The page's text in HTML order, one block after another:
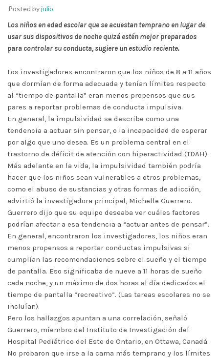
Posted byjulio
Los niños en edad escolar que se acuestan temprano en lugar de
usar sus dispositivos de noche quizá estén mejor preparados
para controlar su conducta, sugiere un estudio reciente.
Los investigadores encontraron que los niños de 8 a 11 años
que dormían de forma adecuada y tenían límites respecto
al “tiempo de pantalla” eran menos propensos que sus
pares a reportar problemas de conducta impulsiva.
En general, la impulsividad se describe como una
tendencia a actuar sin pensar, o la incapacidad de esperar
por algo que uno desea. Es un problema central en el
trastorno de déficit de atención con hiperactividad (TDAH).
Más adelante en la vida, la impulsividad también podría
hacer que los niños sean vulnerables a otros problemas,
como el abuso de sustancias y otras formas de adicción,
advirtió la investigadora principal, Michelle Guerrero.
Guerrero dijo que su equipo deseaba ver cuáles factores
podrían afectar a esa tendencia a “actuar antes de pensar”.
En general, encontraron los investigadores, los niños eran
menos propensos a reportar conductas impulsivas si
cumplían las recomendaciones sobre el sueño y el tiempo
de pantalla. Eso significaba de nueve a 11 horas de sueño
cada noche, y un máximo de dos horas al día dedicados el
tiempo de pantalla “recreativo”. (Las tareas escolares no se
incluían).
Pero los hallazgos apuntan a una correlación, señaló
Guerrero, miembro del Instituto de Investigación del
Hospital Pediátrico del Este de Ontario, en Ottawa, Canadá.
No probaron que irse a la cama más temprano y los límites